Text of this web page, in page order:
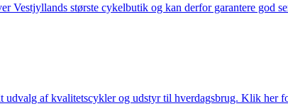
største cykelbutik og kan derfor garantere god
af kvalitetscykler og udstyr til hverdagsbrug. Klik her